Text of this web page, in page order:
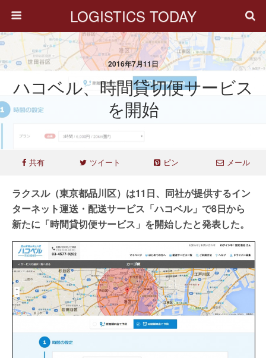
LOGISTICS TODAY
2016年7月11日
ハコベル、時間貸切便サービス
を開始
共有 ツイート ピン メール
ラクスル（東京都品川区）は11日、同社が提供するイン
ターネット運送・配送サービス「ハコベル」で8日から
新たに「時間貸切便サービス」を開始したと発表した。